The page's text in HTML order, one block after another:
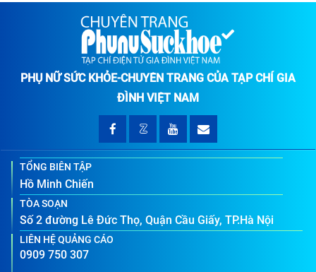
PHỤ NỮ SỨC KHỎE-CHUYÊN TRANG CỦA TẠP CHÍ GIA
ĐÌNH VIỆT NAM
TỔNG BIÊN TẬP
Hồ Minh Chiến
TÒA SOẠN
Số 2 đường Lê Đức Thọ, Quận Cầu Giấy, TP.Hà Nội
LIÊN HỆ QUẢNG CÁO
0909 750 307